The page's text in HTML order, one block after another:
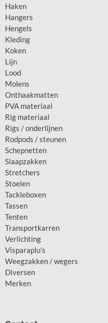
Haken
Hangers
Hengels
Kleding
Koken
Lijn
Lood
Molens
Onthaakmatten
PVA materiaal
Rig materiaal
Rigs / onderlijnen
Rodpods / steunen
Schepnetten
Slaapzakken
Stretchers
Stoelen
Tackleboxen
Tassen
Tenten
Transportkarren
Verlichting
Visparaplu's
Weegzakken / wegers
Diversen
Merken